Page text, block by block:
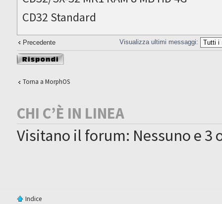
CD32 Standard
Precedente Visualizza ultimi messaggi:
Rispondi al
messaggio
Torna a MorphOS
CHI C’È IN LINEA
Visitano il forum: Nessuno e 3
Indice